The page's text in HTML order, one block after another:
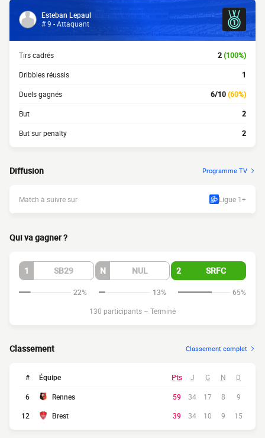
Esteban Lepaul
# 9 - Attaquant
Tirs cadrés 2(100%)
Dribbles réussis 1
Duels gagnés 6/10(60%)
But 2
But sur penalty 2
Diffusion Programme TV
Match à suivre sur Ligue 1+
Qui va gagner ?
1 SB29 N NUL 2 SRFC
22% 13%
65%
130 participants – Terminé
Classement Classement complet
# Équipe Pts J G N D
6 Rennes 59 34 17 8
9
12
Brest 39 34 10 9 15